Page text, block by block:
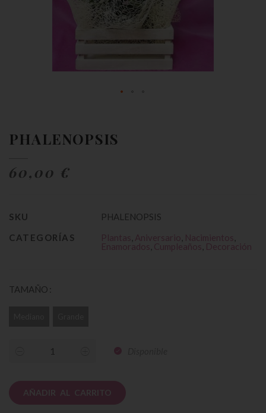
PHALENOPSIS
60,00 €
SKU
PHALENOPSIS
CATEGORÍAS
Plantas Aniversario Nacimientos
Enamorados Cumpleaños Decoración
TAMAÑO
AÑADIR AL CARRITO